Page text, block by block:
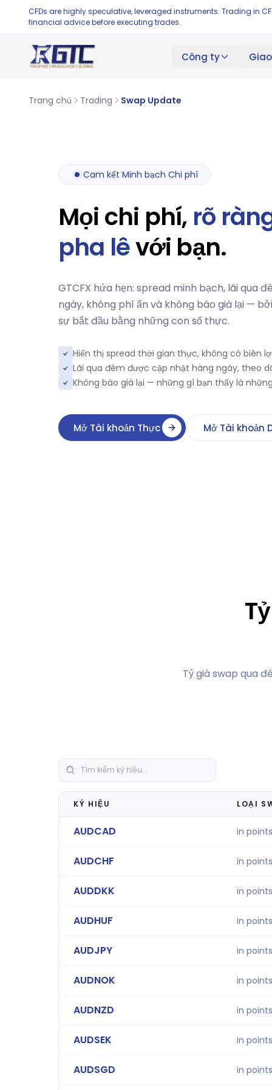
CFDs are highly speculative, leveraged instruments. Trading in
financial advice before executing trades.
Công ty
Trang chủ Trading Swap Update
Cam kết Minh bạch Chi phí
Mọi chi phí, rõ
pha lêvới bạn.
GTCFX hứa hẹn: spread minh bạch, lãi qua
ngày, không phí ẩn và không báo giá lại —
sự bắt đầu bằng những con số thực.
Hiển thị spread thời gian thực, không có biên
Lãi qua đêm được cập nhật hàng ngày, theo
Không báo giá lại — những gì bạn thấy là
Mở Tài khoản Thực Mở Tài khoản
Tỷ giá swap qua
KÝ HIỆU LOẠI
AUDCAD in points
AUDCHF in points
AUDDKK in points
AUDHUF in points
AUDJPY in points
AUDNOK in points
AUDNZD in points
AUDSEK in points
AUDSGD in points